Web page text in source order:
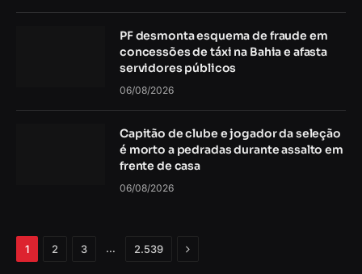
PF desmonta esquema de fraude em
concessões de táxi na Bahia e afasta
servidores públicos
06/08/2026
Capitão de clube e jogador da seleção
é morto a pedradas durante assalto em
frente de casa
06/08/2026
1 2 3 … 2.539 Próximo